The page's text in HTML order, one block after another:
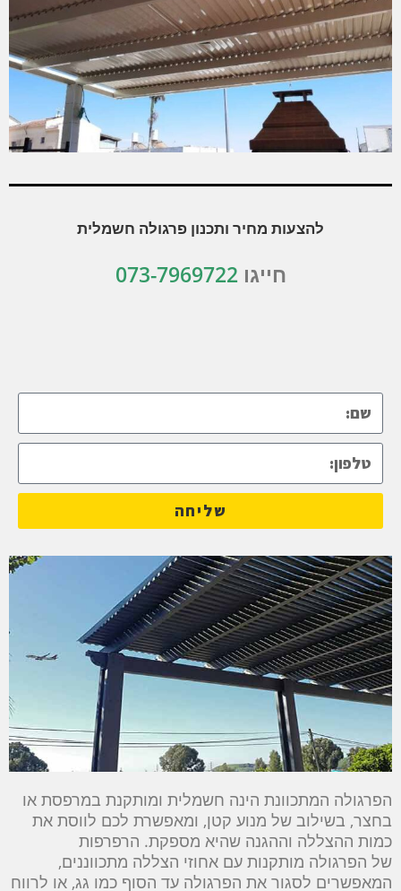
להצעות מחיר ותכנון פרגולה חשמלית
חייגו073-7969722
שליחה
הפרגולה המתכוונת הינה חשמלית ומותקנת במרפסת או
בחצר, בשילוב של מנוע קטן, ומאפשרת לכם לווסת את
כמות ההצללה וההגנה שהיא מספקת. הרפרפות
של הפרגולה מותקנות עם אחוזי הצללה מתכווננים,
המאפשרים לסגור את הפרגולה עד הסוף כמו גג, או לרווח